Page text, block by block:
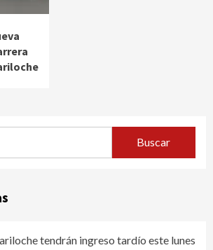
tendrán ingreso tardío este lunes